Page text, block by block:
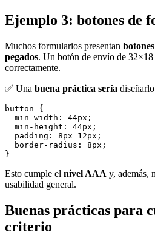
Ejemplo 3: botones de
Muchos formularios presentan
pegados. Un botón de envío de
correctamente.
✅ Una buena práctica sería
button {
  min-width: 44px;
  min-height: 44px;
  padding: 8px 12px;
  border-radius: 8px;
Esto cumple el nivel AAA y, además,
usabilidad general.
Buenas prácticas para
criterio